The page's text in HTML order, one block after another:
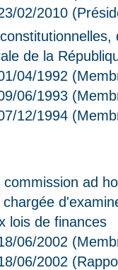
02/2010
de la
04/1992
06/1993
12/1994
ad
lois de finances
06/2002
06/2002